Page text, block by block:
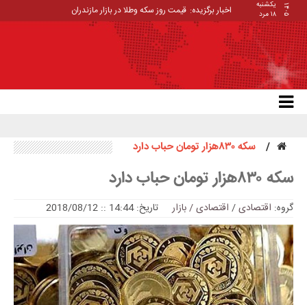
۱۴۰۵
یکشنبه
۱۸ مرد
اخبار برگزیده: قیمت روز سکه وطلا در بازار مازندران
سکه ۸۳۰هزار تومان حباب دارد
سکه ۸۳۰هزار تومان حباب دارد
گروه: اقتصادی/ اقتصادی / بازار تاریخ: 14:44 :: 2018/08/12